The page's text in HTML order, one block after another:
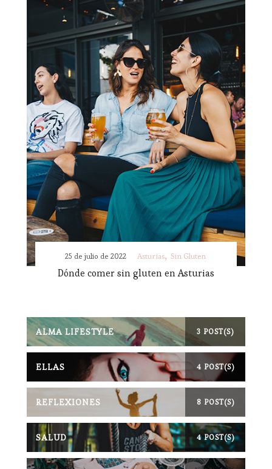
Asturias Sin Gluten
Dónde comer sin gluten en Asturias
25 de julio de 2022
ALMA LIFESTYLE 3 POST(S)
ELLAS 4 POST(S)
REFLEXIONES 8 POST(S)
SALUD 4 POST(S)